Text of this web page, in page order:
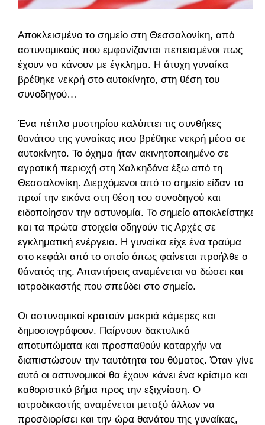
Αποκλεισμένο το σημείο στη Θεσσαλονίκη, από
αστυνομικούς που εμφανίζονται πεπεισμένοι πως
έχουν να κάνουν με έγκλημα. Η άτυχη γυναίκα
βρέθηκε νεκρή στο αυτοκίνητο, στη θέση του
συνοδηγού…
Ένα πέπλο μυστηρίου καλύπτει τις συνθήκες
θανάτου της γυναίκας που βρέθηκε νεκρή μέσα σε
αυτοκίνητο. Το όχημα ήταν ακινητοποιημένο σε
αγροτική περιοχή στη Χαλκηδόνα έξω από τη
Θεσσαλονίκη. Διερχόμενοι από το σημείο είδαν το
πρωί την εικόνα στη θέση του συνοδηγού και
ειδοποίησαν την αστυνομία. Το σημείο αποκλείστηκε
και τα πρώτα στοιχεία οδηγούν τις Αρχές σε
εγκληματική ενέργεια. Η γυναίκα είχε ένα τραύμα
στο κεφάλι από το οποίο όπως φαίνεται προήλθε ο
θάνατός της. Απαντήσεις αναμένεται να δώσει και
ιατροδικαστής που σπεύδει στο σημείο.
Οι αστυνομικοί κρατούν μακριά κάμερες και
δημοσιογράφουν. Παίρνουν δακτυλικά
αποτυπώματα και προσπαθούν καταρχήν να
διαπιστώσουν την ταυτότητα του θύματος. Όταν γίνει
αυτό οι αστυνομικοί θα έχουν κάνει ένα κρίσιμο και
καθοριστικό βήμα προς την εξιχνίαση. Ο
ιατροδικαστής αναμένεται μεταξύ άλλων να
προσδιορίσει και την ώρα θανάτου της γυναίκας,